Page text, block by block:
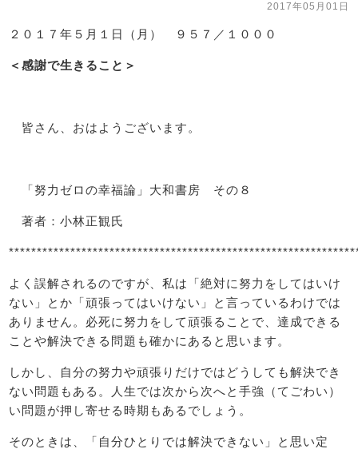
2017年05月01日
２０１７年５月１日（月） ９５７／１０００
＜感謝で生きること＞
皆さん、おはようございます。
「努力ゼロの幸福論」大和書房 その８
著者：小林正観氏
よく誤解されるのですが、私は「絶対に努力をしてはいけ
ない」とか「頑張ってはいけない」と言っているわけでは
ありません。必死に努力をして頑張ることで、達成できる
ことや解決できる問題も確かにあると思います。
しかし、自分の努力や頑張りだけではどうしても解決でき
ない問題もある。人生では次から次へと手強（てごわい）
い問題が押し寄せる時期もあるでしょう。
そのときは、「自分ひとりでは解決できない」と思い定